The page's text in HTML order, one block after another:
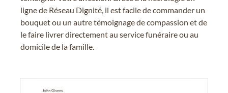
ligne de Réseau Dignité, il est facile de commander un
bouquet ou un autre témoignage de compassion et de
le faire livrer directement au service funéraire ou au
domicile de la famille.